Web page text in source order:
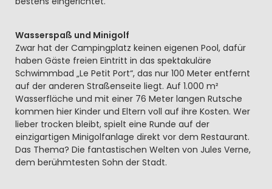
Wasserspaß und Minigolf
Zwar hat der Campingplatz keinen eigenen Pool, dafür
haben Gäste freien Eintritt in das spektakuläre
Schwimmbad „Le Petit Port“, das nur 100 Meter entfernt
auf der anderen Straßenseite liegt. Auf 1.000 m²
Wasserfläche und mit einer 76 Meter langen Rutsche
kommen hier Kinder und Eltern voll auf ihre Kosten. Wer
lieber trocken bleibt, spielt eine Runde auf der
einzigartigen Minigolfanlage direkt vor dem Restaurant.
Das Thema? Die fantastischen Welten von Jules Verne,
dem berühmtesten Sohn der Stadt.